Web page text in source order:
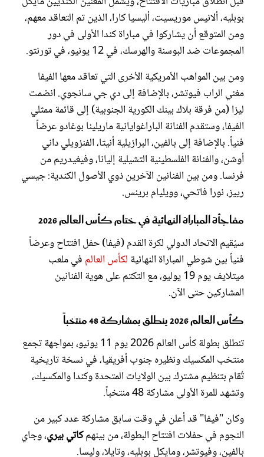
بوبليه، ألانيس موريسيت، أليسيا كارا، الذين تم التعاقد معهم،
ومن المتوقع أن يشاركوا في مباراة كندا الأولى في دور
المجموعات ضد البوسنة والهرسك، في 12 يونيو، في تورنتو.
ومن بين المواهب الأمريكية الأخرى التي تعاقد معها الفيفا
مغني الراب فيوتشر، بالإضافة إلى دي جي سانجوي. انضمت
ليزا (من فرقة بلاك بينك الكورية الجنوبية) إلى قائمة ممثلي
الفيفا، وستقدم الفنانة الباراغوايانية ماريلينا بوغادو عرضاً
فنياً. بالإضافة إلى بالفين، البرازيلية أنيتا، الفنزويلي داني
أوشن، والفنانة الفلسطينية التشيلية إليانا، وفيغيدريم من
فرنسا. ومن بين الفنانين الآخرين ذوي الأصول الكندية: جيسي
رييز، نورا فاتحي، وويليام برينس.
مفاجأة المباراة النهائية في ختام كأس العالم 2026
سيُقيم الاتحاد الدولي لكرة القدم (فيفا) حفل افتتاح وعرضاً
فنياً بين شوطي المباراة النهائية لكأس العالم في ملعب
ميتلايف يوم 19 يوليو، مع التكتم على هوية الفنانين
المشاركين حتى الآن.
كأس العالم 2026 ينطلق بمشاركة 48 منتخباً
تنطلق بطولة كأس العالم 2026 يوم 11 يونيو، بمواجهة تجمع
منتخب المكسيك ونظيره جنوب أفريقيا، في نسخة تاريخية
تُقام بتنظيم مشترك بين الولايات المتحدة وكندا والمكسيك،
وتشهد للمرة الأولى مشاركة 48 منتخباً.
وكان "فيفا" قد أعلن في وقت سابق مشاركة عدد كبير من
النجوم في حفلات افتتاح البطولة، من بينهمكاتي بيري، وجاي
بالفين، وفيوتشر، ومايكل بوبليه، وتايلا، وليسا.